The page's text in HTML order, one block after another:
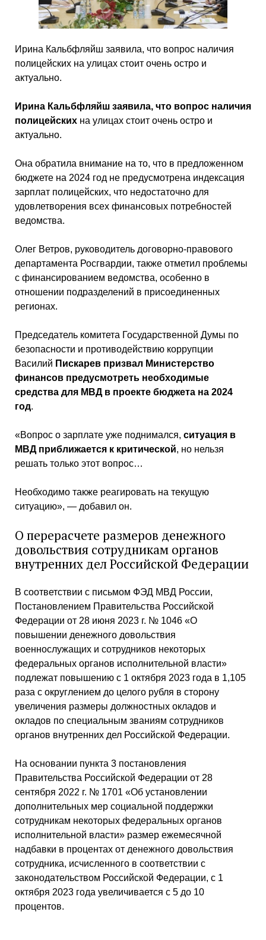
Ирина Кальбфляйш заявила, что вопрос наличия
полицейских на улицах стоит очень остро и
актуально.
Ирина Кальбфляйш заявила, что вопрос наличия
полицейских на улицах стоит очень остро и
актуально.
Она обратила внимание на то, что в предложенном
бюджете на 2024 год не предусмотрена индексация
зарплат полицейских, что недостаточно для
удовлетворения всех финансовых потребностей
ведомства.
Олег Ветров, руководитель договорно-правового
департамента Росгвардии, также отметил проблемы
с финансированием ведомства, особенно в
отношении подразделений в присоединенных
регионах.
Председатель комитета Государственной Думы по
безопасности и противодействию коррупции
Василий Пискарев призвал Министерство
финансов предусмотреть необходимые
средства для МВД в проекте бюджета на 2024
год.
«Вопрос о зарплате уже поднимался, ситуация в
МВД приближается к критической, но нельзя
решать только этот вопрос…
Необходимо также реагировать на текущую
ситуацию», — добавил он.
О перерасчете размеров денежного
довольствия сотрудникам органов
внутренних дел Российской Федерации
В соответствии с письмом ФЭД МВД России,
Постановлением Правительства Российской
Федерации от 28 июня 2023 г. № 1046 «О
повышении денежного довольствия
военнослужащих и сотрудников некоторых
федеральных органов исполнительной власти»
подлежат повышению с 1 октября 2023 года в 1,105
раза с округлением до целого рубля в сторону
увеличения размеры должностных окладов и
окладов по специальным званиям сотрудников
органов внутренних дел Российской Федерации.
На основании пункта 3 постановления
Правительства Российской Федерации от 28
сентября 2022 г. № 1701 «Об установлении
дополнительных мер социальной поддержки
сотрудникам некоторых федеральных органов
исполнительной власти» размер ежемесячной
надбавки в процентах от денежного довольствия
сотрудника, исчисленного в соответствии с
законодательством Российской Федерации, с 1
октября 2023 года увеличивается с 5 до 10
процентов.